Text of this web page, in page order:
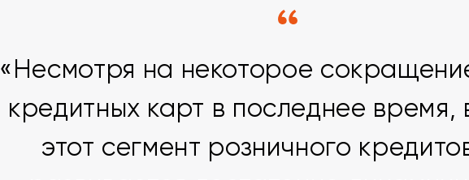
«Несмотря на некоторое
кредитных карт в последнее время,
этот сегмент розничного